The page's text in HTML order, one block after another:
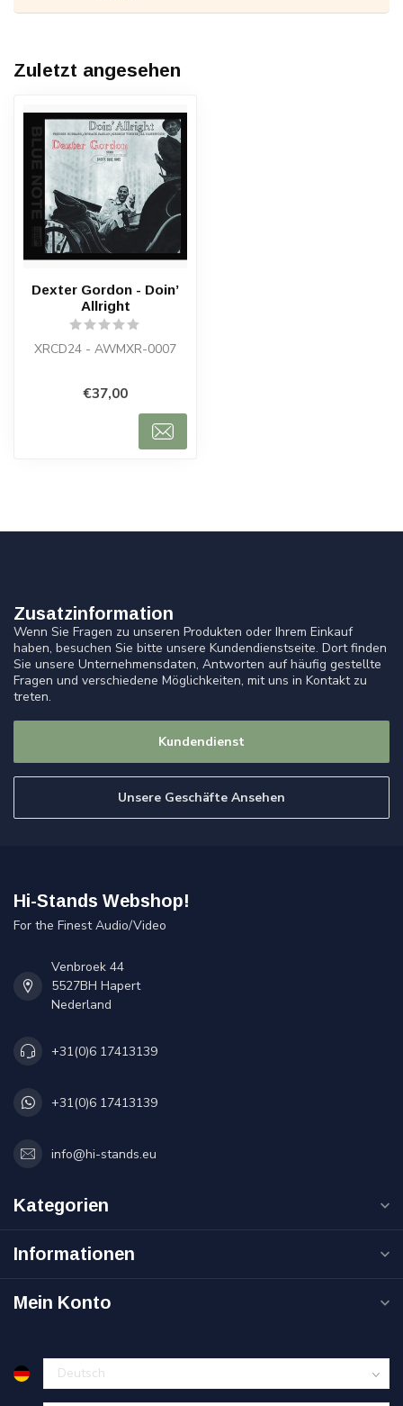
Zuletzt angesehen
Dexter Gordon - Doin’
Allright
XRCD24 - AWMXR-0007
€37,00
Zusatzinformation
Wenn Sie Fragen zu unseren Produkten oder Ihrem Einkauf
haben, besuchen Sie bitte unsere Kundendienstseite. Dort finden
Sie unsere Unternehmensdaten, Antworten auf häufig gestellte
Fragen und verschiedene Möglichkeiten, mit uns in Kontakt zu
treten.
Kundendienst
Unsere Geschäfte Ansehen
Hi-Stands Webshop!
For the Finest Audio/Video
Venbroek 44
5527BH Hapert
Nederland
+31(0)6 17413139
+31(0)6 17413139
info@hi-stands.eu
Kategorien
Informationen
Mein Konto